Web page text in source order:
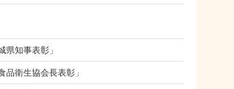
知事表彰」
衛生協会長表彰」